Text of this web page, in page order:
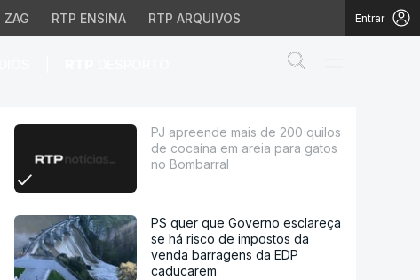
ZAG RTP ENSINA RTP ARQUIVOS Entrar
em areia para gatos
PJ apreende mais de 200 quilos
de cocaína em areia para gatos
no Bombarral
PS quer que Governo esclareça
se há risco de impostos da
venda barragens da EDP
caducarem